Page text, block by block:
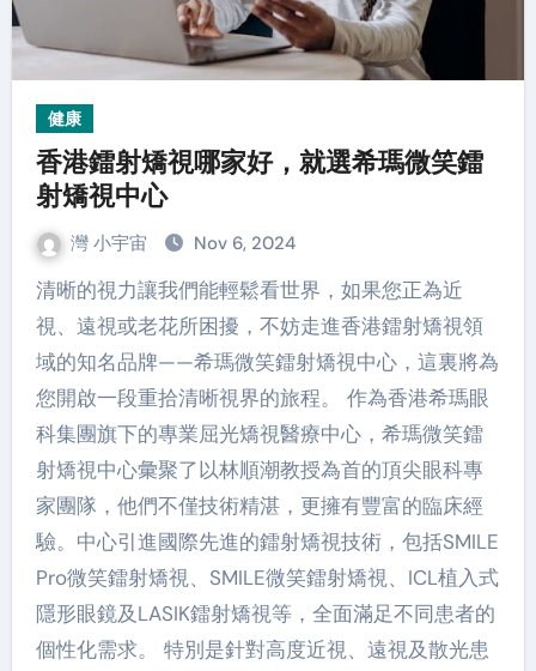
健康
香港鐳射矯視哪家好，就選希瑪微笑鐳
射矯視中心
灣 小宇宙 Nov 6, 2024
清晰的視力讓我們能輕鬆看世界，如果您正為近
視、遠視或老花所困擾，不妨走進香港鐳射矯視領
域的知名品牌——希瑪微笑鐳射矯視中心，這裏將為
您開啟一段重拾清晰視界的旅程。 作為香港希瑪眼
科集團旗下的專業屈光矯視醫療中心，希瑪微笑鐳
射矯視中心彙聚了以林順潮教授為首的頂尖眼科專
家團隊，他們不僅技術精湛，更擁有豐富的臨床經
驗。中心引進國際先進的鐳射矯視技術，包括SMILE
Pro微笑鐳射矯視、SMILE微笑鐳射矯視、ICL植入式
隱形眼鏡及LASIK鐳射矯視等，全面滿足不同患者的
個性化需求。 特別是針對高度近視、遠視及散光患